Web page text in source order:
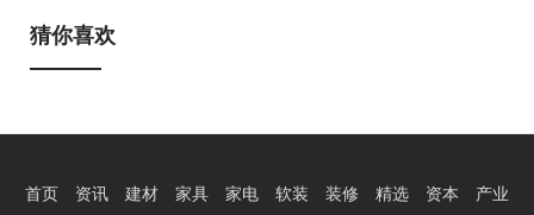
猜你喜欢
首页 资讯 建材 家具 家电 软装 装修 精选 资本 产业